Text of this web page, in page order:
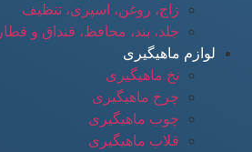
زاج، روغن، اسپری، تنظیف
جلد، بند، محافظ، قنداق و قطار
لوازم ماهیگیری
نخ ماهیگیری
چرخ ماهیگیری
چوب ماهیگیری
قلاب ماهیگیری